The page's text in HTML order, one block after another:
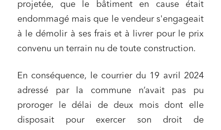
projetée, que le bâtiment en cause était
endommagé mais que le vendeur s'engageait
à le démolir à ses frais et à livrer pour le prix
convenu un terrain nu de toute construction.
En conséquence, le courrier du 19 avril 2024
adressé par la commune n’avait pas pu
proroger le délai de deux mois dont elle
disposait pour exercer son droit de